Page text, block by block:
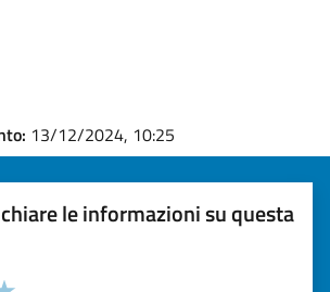
13/12/2024, 10:25
le informazioni su questa
informazioni (da 1 a 5 stelle)